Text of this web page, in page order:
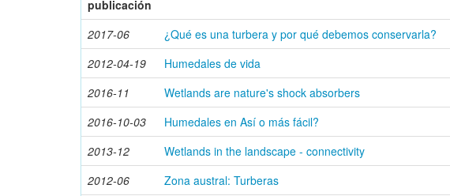
publicación
2017-06 ¿Qué es una turbera y por qué debemos conservarla?
2012-04-19
Humedales de vida
2016-11
Wetlands are nature's shock absorbers
2016-10-03
Humedales en Así o más fácil?
2013-12
Wetlands in the landscape - connectivity
2012-06
Zona austral: Turberas